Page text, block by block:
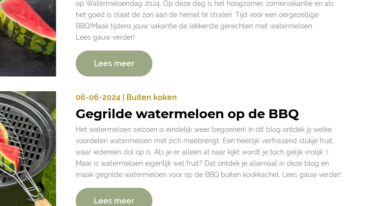
op Watermeloendag 2024. Op deze dag is het hoogzomer, zomervakantie en als
het goed is staat de zon aan de hemel te stralen. Tijd voor een oergezellige
BBQ!Maak tijdens jouw vakantie de lekkerste gerechten met watermeloen.
Lees gauw verder!
Lees meer
06-06-2024 | Buiten koken
Gegrilde watermeloen op de BBQ
Het watermeloen seizoen is eindelijk weer begonnen! In dit blog ontdek jij welke
voordelen watermeloen met zich meebrengt. Een heerlijk verfrissend stukje fruit,
waar iedereen dol op is. Als je er alleen al naar kijkt wordt je toch gelijk vrolijk :).
Maar is watermeloen eigenlijk wel fruit? Dat ontdek je allemaal in deze blog en
maak gegrilde watermeloen voor op de BBQ buiten kookkachel. Lees gauw verder!
Lees meer